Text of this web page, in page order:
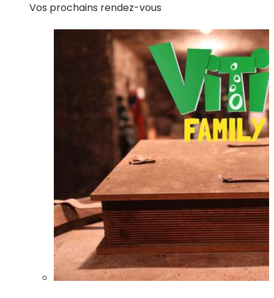
Vos prochains rendez-vous